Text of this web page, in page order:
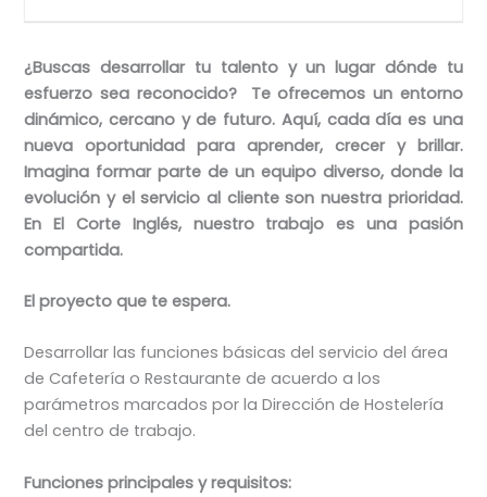
¿Buscas desarrollar tu talento y un lugar dónde tu
esfuerzo sea reconocido? Te ofrecemos un entorno
dinámico, cercano y de futuro. Aquí, cada día es una
nueva oportunidad para aprender, crecer y brillar.
Imagina formar parte de un equipo diverso, donde la
evolución y el servicio al cliente son nuestra prioridad.
En El Corte Inglés, nuestro trabajo es una pasión
compartida.
El proyecto que te espera.
Desarrollar las funciones básicas del servicio del área
de Cafetería o Restaurante de acuerdo a los
parámetros marcados por la Dirección de Hostelería
del centro de trabajo.
Funciones principales y requisitos: